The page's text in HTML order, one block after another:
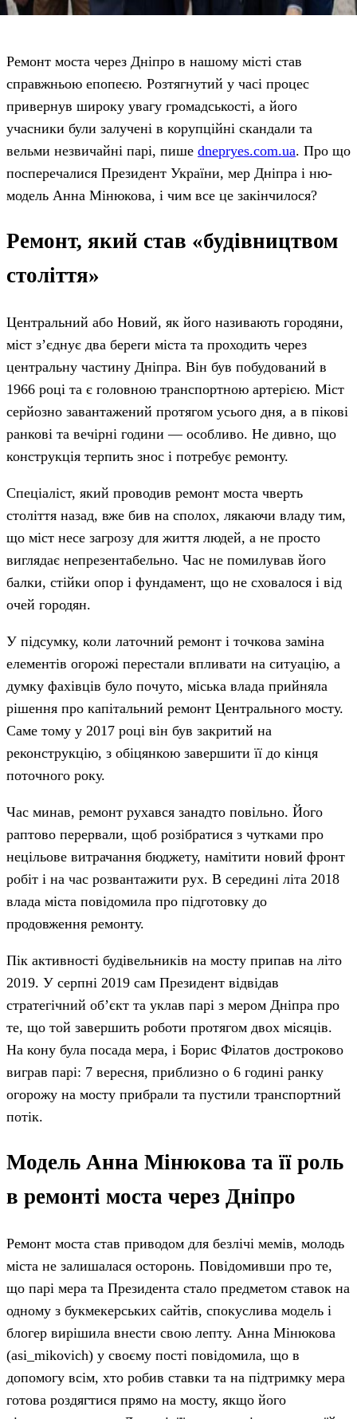
Ремонт моста через Дніпро в нашому місті став
справжньою епопеєю. Розтягнутий у часі процес
привернув широку увагу громадськості, а його
учасники були залучені в корупційні скандали та
вельми незвичайні парі, пише dnepryes.com.ua. Про що
посперечалися Президент України, мер Дніпра і ню-
модель Анна Мінюкова, і чим все це закінчилося?
Ремонт, який став «будівництвом
століття»
Центральний або Новий, як його називають городяни,
міст з’єднує два береги міста та проходить через
центральну частину Дніпра. Він був побудований в
1966 році та є головною транспортною артерією. Міст
серйозно завантажений протягом усього дня, а в пікові
ранкові та вечірні години — особливо. Не дивно, що
конструкція терпить знос і потребує ремонту.
Спеціаліст, який проводив ремонт моста чверть
століття назад, вже бив на сполох, лякаючи владу тим,
що міст несе загрозу для життя людей, а не просто
виглядає непрезентабельно. Час не помилував його
балки, стійки опор і фундамент, що не сховалося і від
очей городян.
У підсумку, коли латочний ремонт і точкова заміна
елементів огорожі перестали впливати на ситуацію, а
думку фахівців було почуто, міська влада прийняла
рішення про капітальний ремонт Центрального мосту.
Саме тому у 2017 році він був закритий на
реконструкцію, з обіцянкою завершити її до кінця
поточного року.
Час минав, ремонт рухався занадто повільно. Його
раптово перервали, щоб розібратися з чутками про
нецільове витрачання бюджету, намітити новий фронт
робіт і на час розвантажити рух. В середині літа 2018
влада міста повідомила про підготовку до
продовження ремонту.
Пік активності будівельників на мосту припав на літо
2019. У серпні 2019 сам Президент відвідав
стратегічний об’єкт та уклав парі з мером Дніпра про
те, що той завершить роботи протягом двох місяців.
На кону була посада мера, і Борис Філатов достроково
виграв парі: 7 вересня, приблизно о 6 годині ранку
огорожу на мосту прибрали та пустили транспортний
потік.
Модель Анна Мінюкова та її роль
в ремонті моста через Дніпро
Ремонт моста став приводом для безлічі мемів, молодь
міста не залишалася осторонь. Повідомивши про те,
що парі мера та Президента стало предметом ставок на
одному з букмекерських сайтів, спокуслива модель і
блогер вирішила внести свою лепту. Анна Мінюкова
(asi_mikovich) у своєму пості повідомила, що в
допомогу всім, хто робив ставки та на підтримку мера
готова роздягтися прямо на мосту, якщо його